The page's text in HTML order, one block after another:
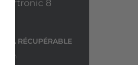
8
TVA RÉCUPÉRABLE
Non